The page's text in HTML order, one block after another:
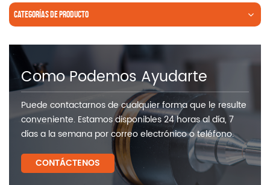
CATEGORÍAS DE PRODUCTO
Como Podemos Ayudarte
Puede contactarnos de cualquier forma que le resulte
conveniente. Estamos disponibles 24 horas al día, 7
días a la semana por correo electrónico o teléfono.
CONTÁCTENOS